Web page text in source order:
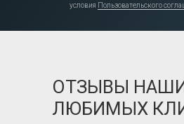
условия Пользовательского
ОТЗЫВЫ
ЛЮБИМЫХ